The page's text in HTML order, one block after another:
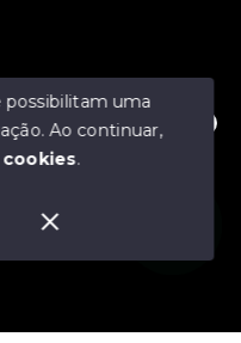
para te ajudar.
- CRECI 39261-J -
possibilitam uma
Ao continuar,
cookies.